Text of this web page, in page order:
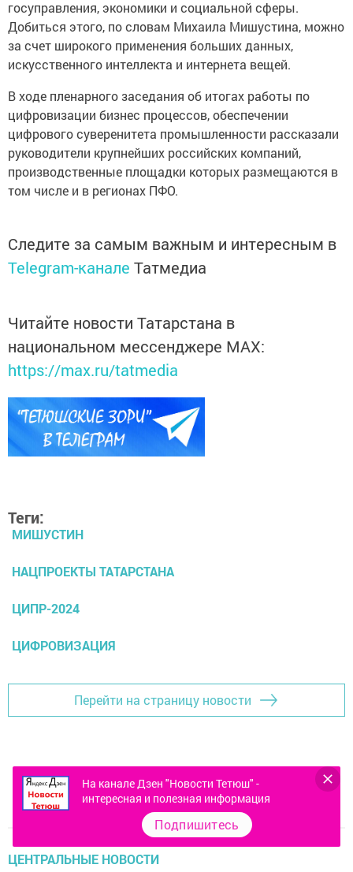
госуправления, экономики и социальной сферы.
Добиться этого, по словам Михаила Мишустина, можно
за счет широкого применения больших данных,
искусственного интеллекта и интернета вещей.
В ходе пленарного заседания об итогах работы по
цифровизации бизнес процессов, обеспечении
цифрового суверенитета промышленности рассказали
руководители крупнейших российских компаний,
производственные площадки которых размещаются в
том числе и в регионах ПФО.
Следите за самым важным и интересным в
Telegram-канале Татмедиа
Читайте новости Татарстана в
национальном мессенджере MАХ:
https://max.ru/tatmedia
Теги:
МИШУСТИН
НАЦПРОЕКТЫ ТАТАРСТАНА
ЦИПР-2024
ЦИФРОВИЗАЦИЯ
Перейти на страницу новости
ЦЕНТРАЛЬНЫЕ НОВОСТИ
На канале Дзен "Новости Тетюш" -
интересная и полезная информация
Подпишитесь